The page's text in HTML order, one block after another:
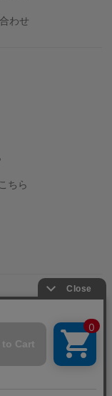
わせ
ちら